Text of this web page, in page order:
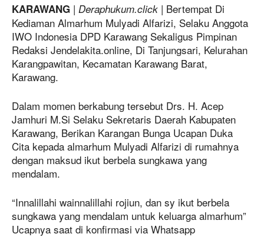
KARAWANG | Deraphukum.click | Bertempat Di
Kediaman Almarhum Mulyadi Alfarizi, Selaku Anggota
IWO Indonesia DPD Karawang Sekaligus Pimpinan
Redaksi Jendelakita.online, Di Tanjungsari, Kelurahan
Karangpawitan, Kecamatan Karawang Barat,
Karawang.
Dalam momen berkabung tersebut Drs. H. Acep
Jamhuri M.Si Selaku Sekretaris Daerah Kabupaten
Karawang, Berikan Karangan Bunga Ucapan Duka
Cita kepada almarhum Mulyadi Alfarizi di rumahnya
dengan maksud ikut berbela sungkawa yang
mendalam.
“Innalillahi wainnalillahi rojiun, dan sy ikut berbela
sungkawa yang mendalam untuk keluarga almarhum”
Ucapnya saat di konfirmasi via Whatsapp